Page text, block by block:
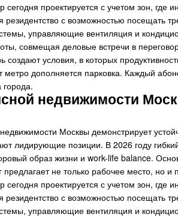
сегодня проектируется с учетом зон,
резидентство с возможностью посещать
управляющие вентиляция и
совмещая деловые встречи в
создают условия, в которых
метро дополняется парковка. Каждый
города.
недвижимости
Москвы демонстрирует
лидирующие позиции. В 2026 году
образ жизни и work-life balance.
предлагает не только рабочее место,
сегодня проектируется с учетом зон,
резидентство с возможностью посещать
управляющие вентиляция и